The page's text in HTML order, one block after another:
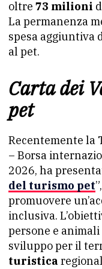
oltre 73 milioni
La permanenza
spesa aggiuntiva
al pet.
Carta dei
pet
Recentemente la
– Borsa
2026, ha
del turismo pet
promuovere
inclusiva.
persone e
sviluppo per il
turistica